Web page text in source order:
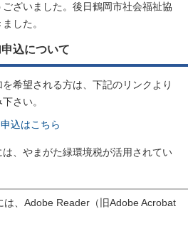
ざいました。後日鶴岡市社会福祉協
した。
込について
希望される方は、下記のリンクより
さい。
込はこちら
、やまがた緑環境税が活用されてい
は、Adobe Reader（旧Adobe Acrobat